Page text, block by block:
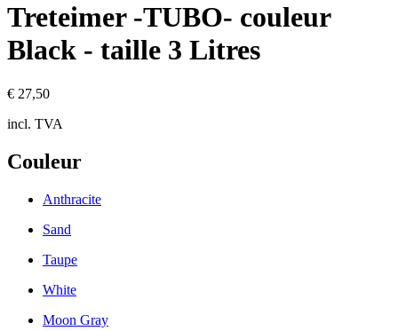
Treteimer -TUBO- couleur
Black - taille 3 Litres
€ 27,50
incl. TVA
Couleur
Anthracite
Sand
Taupe
White
Moon Gray